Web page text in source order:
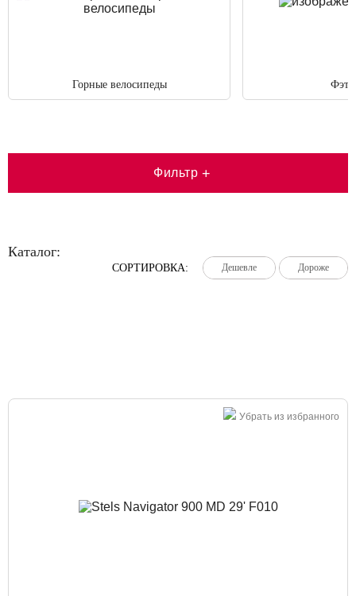
Горные велосипеды
Фильтр +
Каталог:
СОРТИРОВКА: Дешевле
Дешевле
Дешевле Дороже
Дороже
Дороже
Убрать из избранного